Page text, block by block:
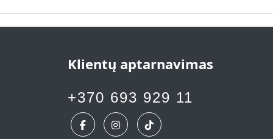
Klientų aptarnavimas
+370 693 929 11